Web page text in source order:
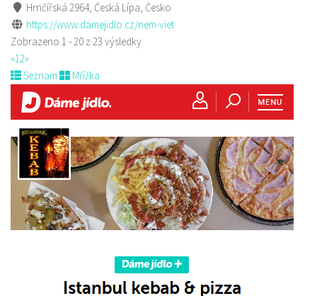
Hrnčířská 2964, Česká Lípa, Česko
https://www.damejidlo.cz/nem-viet
Zobrazeno 1 - 20 z 23 výsledky
«12»
Seznam
Mřížka